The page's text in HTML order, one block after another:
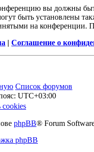
вы должны
быть установлены
на конференции.
| Соглашение о
Список форумов
UTC+03:00
cookies
phpBB® Forum
phpBB